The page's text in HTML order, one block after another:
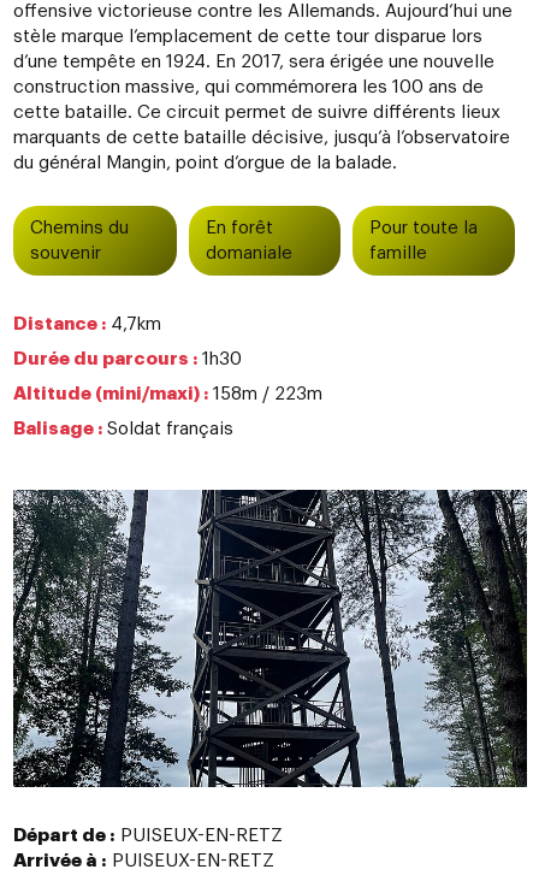
offensive victorieuse contre les Allemands. Aujourd’hui une
stèle marque l’emplacement de cette tour disparue lors
d’une tempête en 1924. En 2017, sera érigée une nouvelle
construction massive, qui commémorera les 100 ans de
cette bataille. Ce circuit permet de suivre différents lieux
marquants de cette bataille décisive, jusqu’à l’observatoire
du général Mangin, point d’orgue de la balade.
Chemins du
souvenir
En forêt
domaniale
Pour toute la
famille
Distance :4,7km
Durée du parcours :1h30
Altitude (mini/maxi) :158m / 223m
Balisage :Soldat français
Départ de : PUISEUX-EN-RETZ
Arrivée à : PUISEUX-EN-RETZ